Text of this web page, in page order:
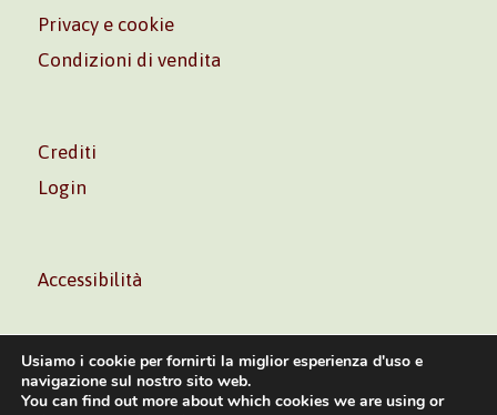
Privacy e cookie
Condizioni di vendita
Crediti
Login
Accessibilità
Volontè & Co. Srl – P.I. 06181480960 –info@volonte-
Usiamo i cookie per fornirti la miglior esperienza d'uso e
navigazione sul nostro sito web.
You can find out more about which cookies we are using or